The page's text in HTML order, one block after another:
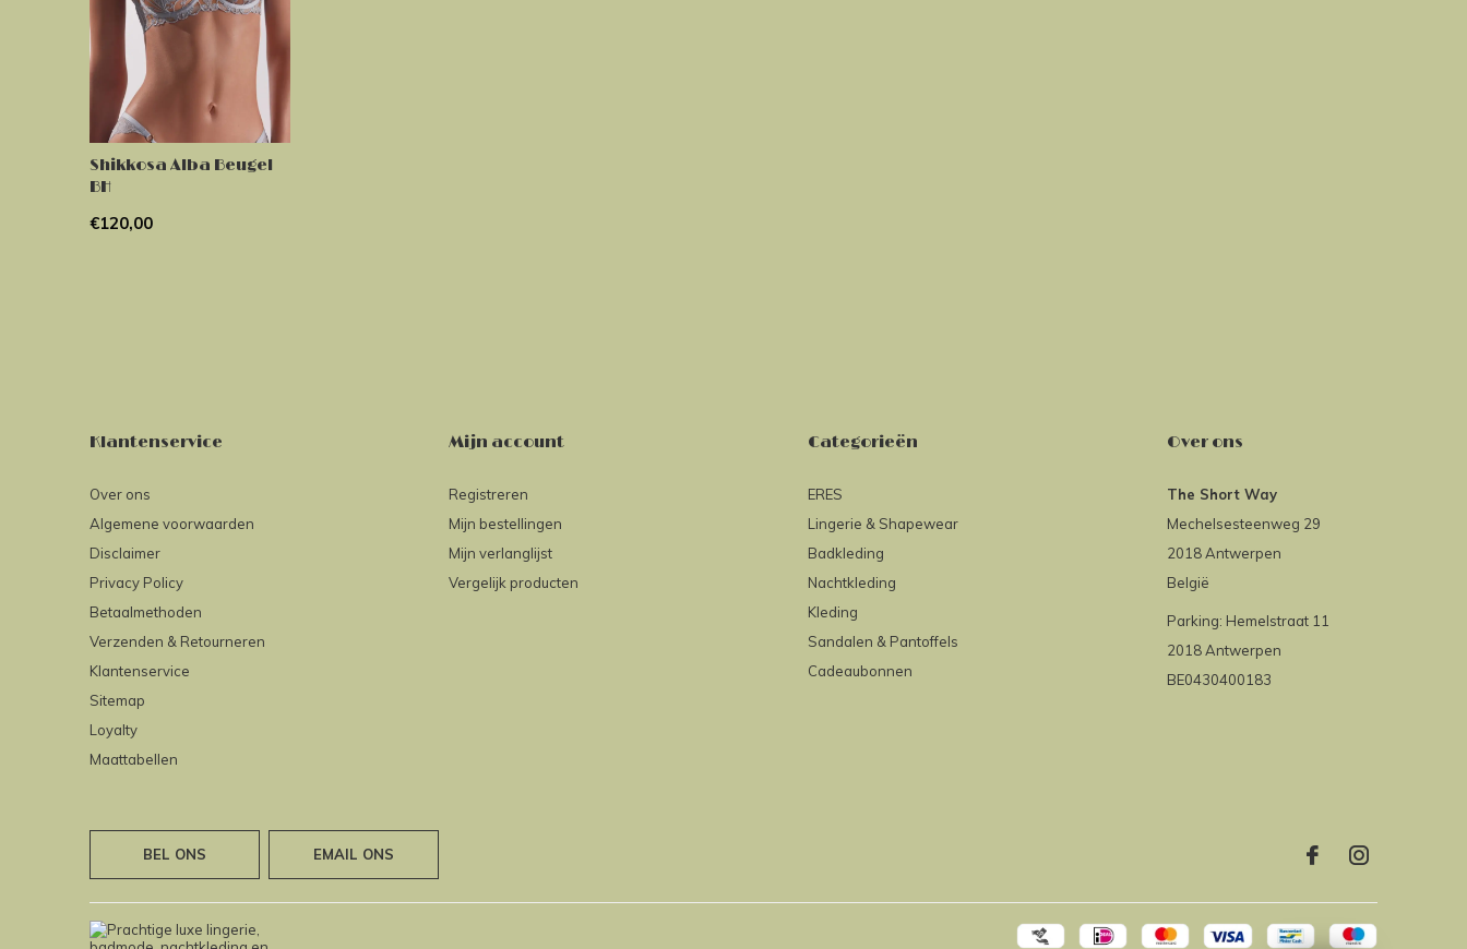
Shikkosa Alba Beugel
BH
€120,00
Klantenservice
Over ons
Algemene voorwaarden
Disclaimer
Privacy Policy
Betaalmethoden
Verzenden & Retourneren
Klantenservice
Sitemap
Loyalty
Maattabellen
Mijn account
Registreren
Mijn bestellingen
Mijn verlanglijst
Vergelijk producten
Categorieën
ERES
Lingerie & Shapewear
Badkleding
Nachtkleding
Kleding
Sandalen & Pantoffels
Cadeaubonnen
Over ons
The Short Way
Mechelsesteenweg 29
2018 Antwerpen
België
Parking: Hemelstraat 11
2018 Antwerpen
BE0430400183
BEL ONS EMAIL ONS